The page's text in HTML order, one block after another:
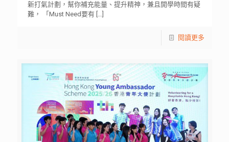
新打氣計劃，幫你補充能量、提升精神，兼且開學時間有疑
難， 「Must Need要有[…]
閱讀更多